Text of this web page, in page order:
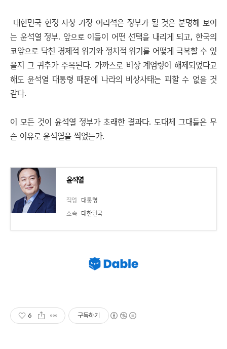
대한민국 헌정 사상 가장 어리석은 정부가 될 것은 분명해 보이
는 윤석열 정부. 앞으로 이들이 어떤 선택을 내리게 되고, 한국의
코앞으로 닥친 경제적 위기와 정치적 위기를 어떻게 극복할 수 있
을지 그 귀추가 주목된다. 가까스로 비상 계엄령이 해제되었다고
해도 윤석열 대통령 때문에 나라의 비상사태는 피할 수 없을 것
같다.
이 모든 것이 윤석열 정부가 초래한 결과다. 도대체 그대들은 무
슨 이유로 윤석열을 찍었는가.
윤석열
직업 대통령
소속 대한민국
6 구독하기